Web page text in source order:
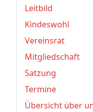
Leitbild
Kindeswohl
Vereinsrat
Mitgliedschaft
Satzung
Termine
Übersicht über